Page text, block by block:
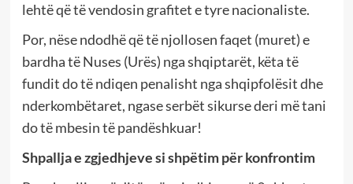
lehtë që të vendosin grafitet e tyre nacionaliste.
Por, nëse ndodhë që të njollosen faqet (muret) e
bardha të Nuses (Urës) nga shqiptarët, këta të
fundit do të ndiqen penalisht nga shqipfolësit dhe
nderkombëtaret, ngase serbët sikurse deri më tani
do të mbesin të pandëshkuar!
Shpallja e zgjedhjeve si shpëtim për konfrontim